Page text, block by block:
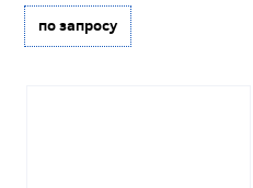
по запросу